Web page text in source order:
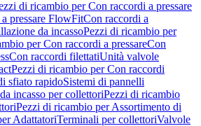
di ricambio per Con raccordi a pressare
pressare FlowFitCon raccordi a
da incassoPezzi di ricambio per
per Con raccordi a pressareCon
Con raccordi filettatiUnità valvole
Pezzi di ricambio per Con raccordi
sfiato rapidoSistemi di pannelli
incasso per collettoriPezzi di ricambio
Pezzi di ricambio per Assortimento di
AdattatoriTerminali per collettoriValvole